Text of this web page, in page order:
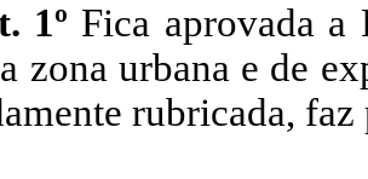
1º Fica aprovada a
zona urbana e de
rubricada,